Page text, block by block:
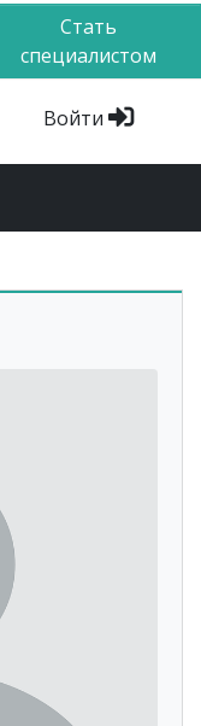
Стать
специалистом
Войти